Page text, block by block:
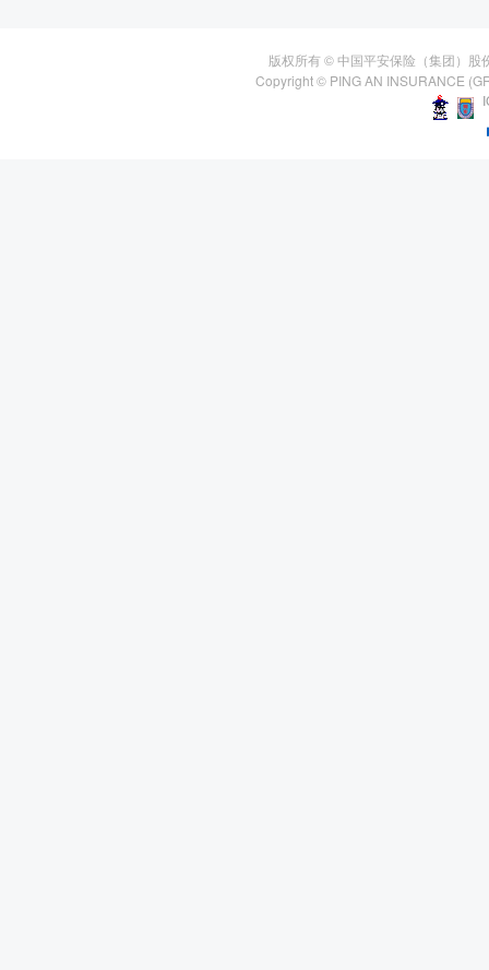
版权所有 © 中国平安保险（集团）股
Copyright © PING AN INSURANCE